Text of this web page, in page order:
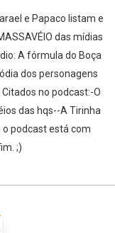
e Papaco listam e
das mídias
A fórmula do Boça
dos personagens
no podcast:-O
das hqs--A Tirinha
o podcast está com
;)